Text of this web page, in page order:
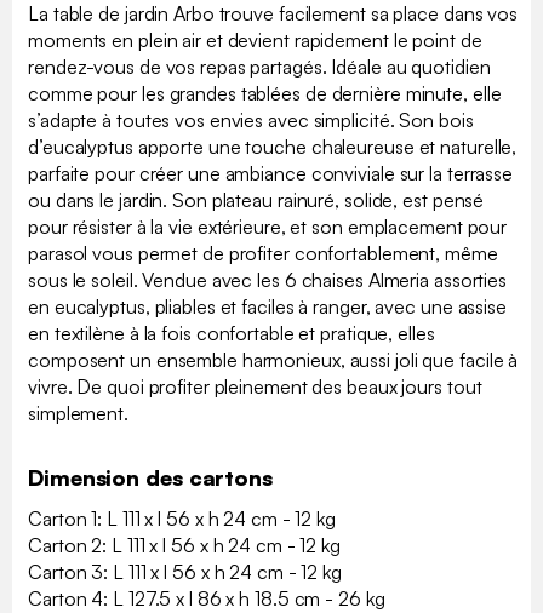
La table de jardin Arbo trouve facilement sa place dans vos
moments en plein air et devient rapidement le point de
rendez-vous de vos repas partagés. Idéale au quotidien
comme pour les grandes tablées de dernière minute, elle
s’adapte à toutes vos envies avec simplicité. Son bois
d’eucalyptus apporte une touche chaleureuse et naturelle,
parfaite pour créer une ambiance conviviale sur la terrasse
ou dans le jardin. Son plateau rainuré, solide, est pensé
pour résister à la vie extérieure, et son emplacement pour
parasol vous permet de profiter confortablement, même
sous le soleil. Vendue avec les 6 chaises Almeria assorties
en eucalyptus, pliables et faciles à ranger, avec une assise
en textilène à la fois confortable et pratique, elles
composent un ensemble harmonieux, aussi joli que facile à
vivre. De quoi profiter pleinement des beaux jours tout
simplement.
Dimension des cartons
Carton 1: L 111 x l 56 x h 24 cm - 12 kg
Carton 2: L 111 x l 56 x h 24 cm - 12 kg
Carton 3: L 111 x l 56 x h 24 cm - 12 kg
Carton 4: L 127.5 x l 86 x h 18.5 cm - 26 kg